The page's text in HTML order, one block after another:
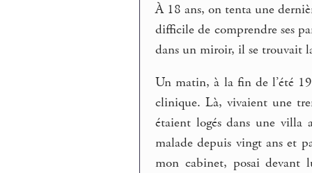
À 18 ans, on tenta une
difficile de comprendre ses
dans un miroir, il se trouvait
Un matin, à la fin de l’été
clinique. Là, vivaient une
étaient logés dans une villa
malade depuis vingt ans et
mon cabinet, posai devant